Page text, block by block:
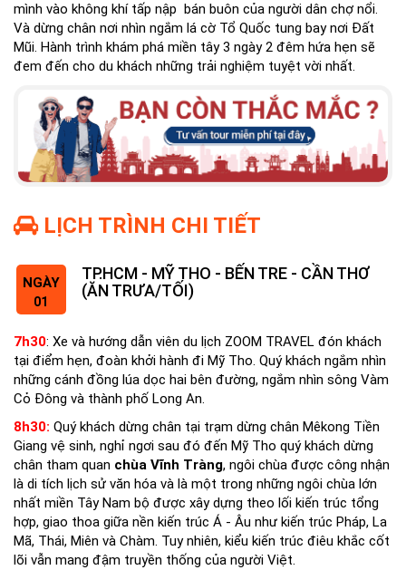
mình vào không khí tấp nập bán buôn của người dân chợ nổi.
Và dừng chân nơi nhìn ngắm lá cờ Tổ Quốc tung bay nơi Đất
Mũi. Hành trình khám phá miền tây 3 ngày 2 đêm hứa hẹn sẽ
đem đến cho du khách những trải nghiệm tuyệt vời nhất.
LỊCH TRÌNH CHI TIẾT
NGÀY
01
TP.HCM - MỸ THO - BẾN TRE - CẦN THƠ
(ĂN TRƯA/TỐI)
7h30: Xe và hướng dẫn viên du lịch ZOOM TRAVEL đón khách
tại điểm hẹn, đoàn khởi hành đi Mỹ Tho. Quý khách ngắm nhìn
những cánh đồng lúa dọc hai bên đường, ngắm nhìn sông Vàm
Cỏ Đông và thành phố Long An.
8h30: Quý khách dừng chân tại trạm dừng chân Mêkong Tiền
Giang vệ sinh, nghỉ ngơi sau đó đến Mỹ Tho quý khách dừng
chân tham quan chùa Vĩnh Tràng, ngôi chùa được công nhận
là di tích lịch sử văn hóa và là một trong những ngôi chùa lớn
nhất miền Tây Nam bộ được xây dựng theo lối kiến trúc tổng
hợp, giao thoa giữa nền kiến trúc Á - Âu như kiến trúc Pháp, La
Mã, Thái, Miên và Chàm. Tuy nhiên, kiểu kiến trúc điêu khắc cốt
lõi vẫn mang đậm truyền thống của người Việt.